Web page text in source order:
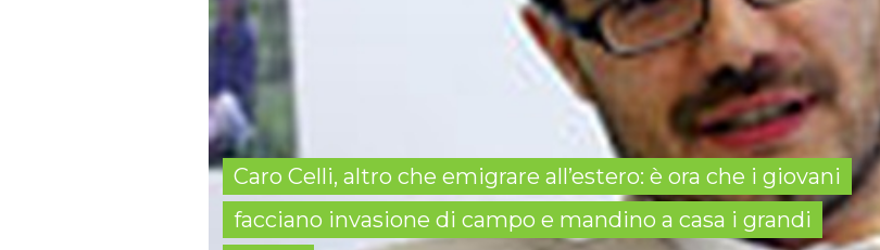
Caro Celli, altro che emigrare all’estero: è ora che i giovani
facciano invasione di campo e mandino a casa i grandi